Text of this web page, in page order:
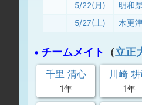
5/22(月)
明和
5/27(土)
木更
• チームメイト （立正
千里 清心
1年
川崎 耕
1年